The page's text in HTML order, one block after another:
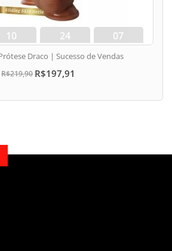
10
hora
24
min
06
seg
Draco | Sucesso de Vendas
R$219,90 R$197,91